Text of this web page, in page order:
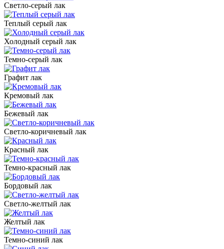
Светло-серый лак
Теплый серый лак
Холодный серый лак
Темно-серый лак
Графит лак
Кремовый лак
Бежевый лак
Светло-коричневый лак
Красный лак
Темно-красный лак
Бордовый лак
Светло-желтый лак
Желтый лак
Темно-синий лак